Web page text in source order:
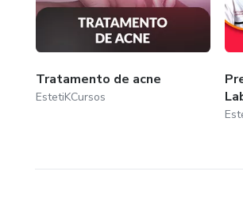
Tratamento de acne
EstetiKCursos